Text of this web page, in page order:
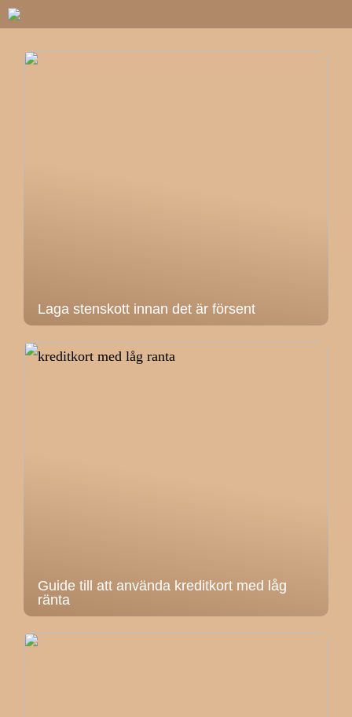
Laga stenskott innan det är försent
Guide till att använda kreditkort med låg
ränta